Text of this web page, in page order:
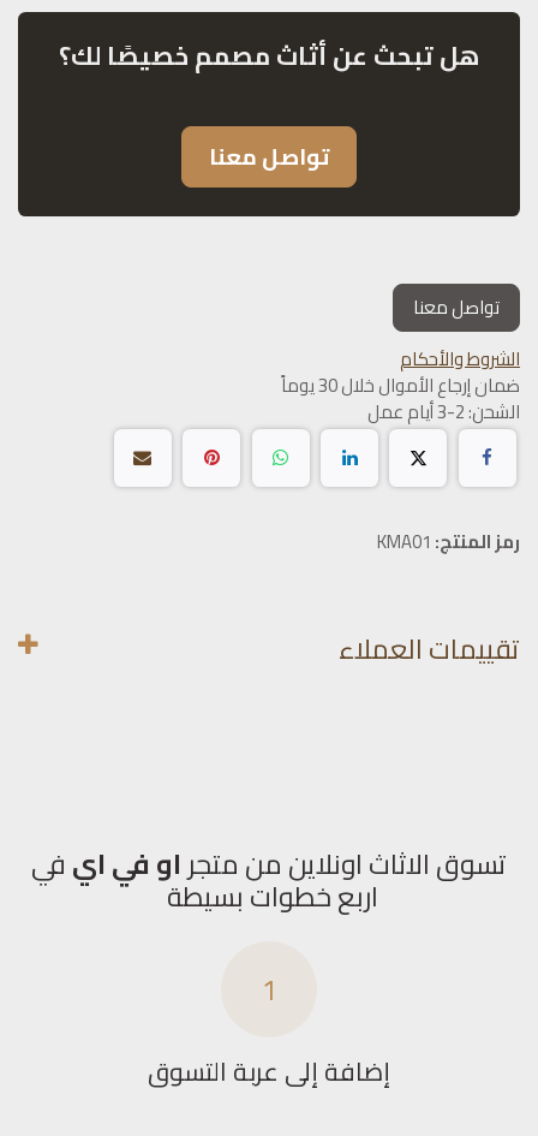
هل تبحث عن أثاث مصمم خصيصًا لك؟
تواصل معنا
تواصل معنا
الشروط والأحكام
ضمان إرجاع الأموال خلال 30 يوماً
الشحن: 2-3 أيام عمل
رمز المنتج: KMA01
تقييمات العملاء
تسوق الاثاث اونلاين من متجراو في ايفي
اربع خطوات بسيطة
1
إضافة إلى عربة التسوق